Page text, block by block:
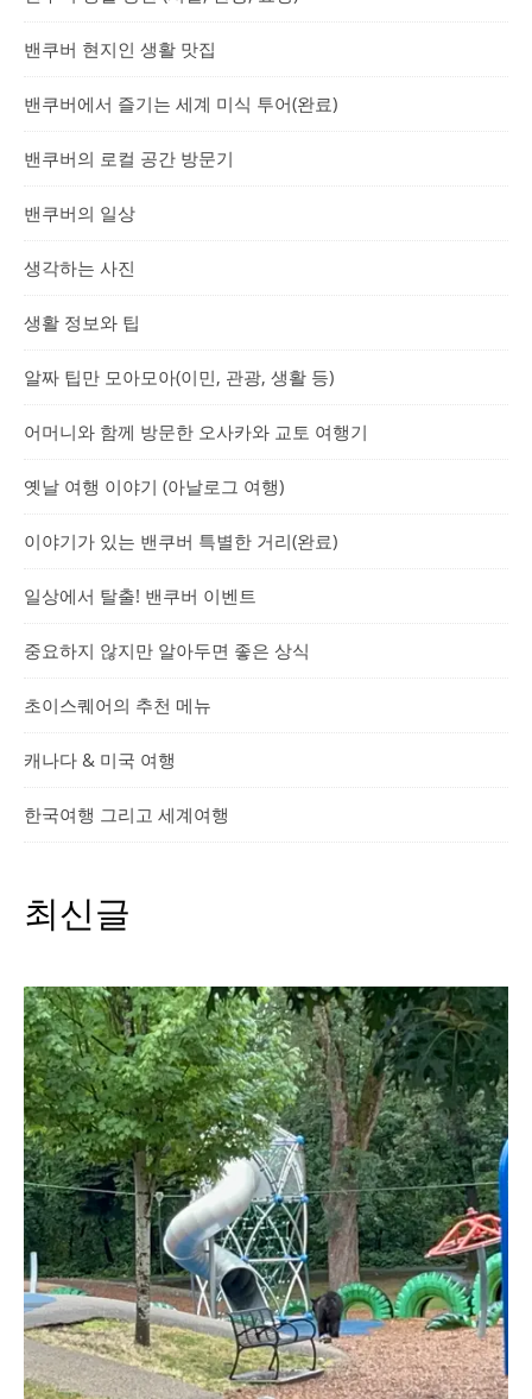
밴쿠버 현지인 생활 맛집
밴쿠버에서 즐기는 세계 미식 투어(완료)
밴쿠버의 로컬 공간 방문기
밴쿠버의 일상
생각하는 사진
생활 정보와 팁
알짜 팁만 모아모아(이민, 관광, 생활 등)
어머니와 함께 방문한 오사카와 교토 여행기
옛날 여행 이야기 (아날로그 여행)
이야기가 있는 밴쿠버 특별한 거리(완료)
일상에서 탈출! 밴쿠버 이벤트
중요하지 않지만 알아두면 좋은 상식
초이스퀘어의 추천 메뉴
캐나다 & 미국 여행
한국여행 그리고 세계여행
최신글